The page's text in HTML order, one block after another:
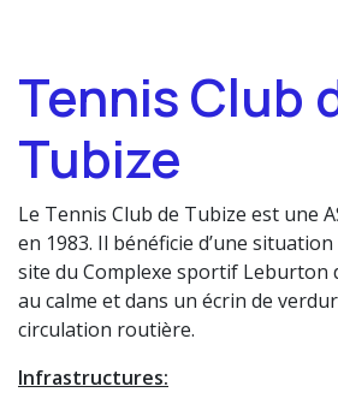
Tennis Club
Tubize
Le Tennis Club de Tubize est une
en 1983. Il bénéficie d’une
site du Complexe sportif Leburton
au calme et dans un écrin de
circulation routière.
Infrastructures: